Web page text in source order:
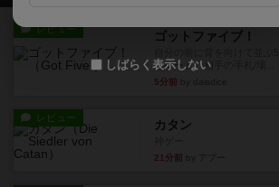
レビュー ゴットファイブ！
るゲーム。相手の手札/場...
5分前
レビュー カタン
21分前
しばらく表示しない